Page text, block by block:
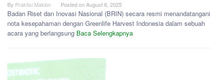
By Praktisi Maklon Posted onAugust 6, 2025
Badan Riset dan Inovasi Nasional (BRIN) secara resmi menandatangani
nota kesepahaman dengan Greenlife Harvest Indonesia dalam sebuah
acara yang berlangsung Baca Selengkapnya